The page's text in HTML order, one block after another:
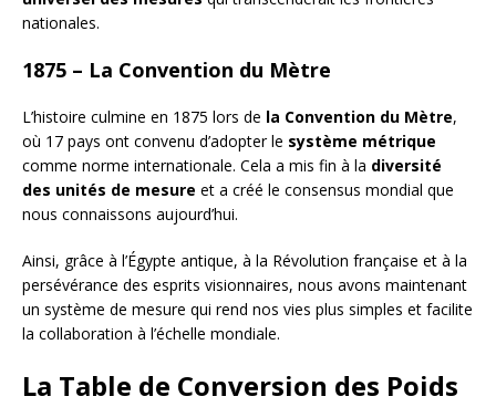
nationales.
1875 – La Convention du Mètre
L’histoire culmine en 1875 lors de la Convention du Mètre,
où 17 pays ont convenu d’adopter le système métrique
comme norme internationale. Cela a mis fin à la diversité
des unités de mesure et a créé le consensus mondial que
nous connaissons aujourd’hui.
Ainsi, grâce à l’Égypte antique, à la Révolution française et à la
persévérance des esprits visionnaires, nous avons maintenant
un système de mesure qui rend nos vies plus simples et facilite
la collaboration à l’échelle mondiale.
La Table de Conversion des Poids